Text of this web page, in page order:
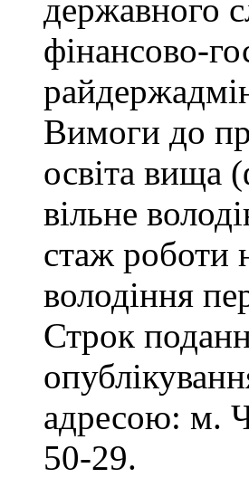
державного
фінансово-
Вимоги до
освіта вища
вільне
стаж роботи
володіння
Строк
адресою: м.
50-29.